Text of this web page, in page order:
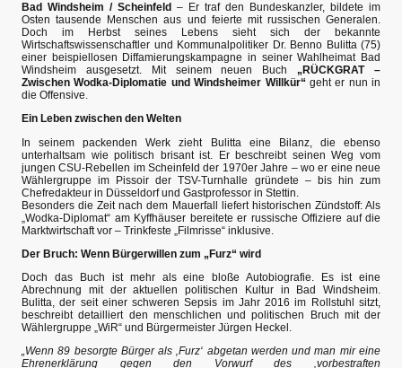
Bad Windsheim / Scheinfeld – Er traf den Bundeskanzler, bildete im
Osten tausende Menschen aus und feierte mit russischen Generalen.
Doch im Herbst seines Lebens sieht sich der bekannte
Wirtschaftswissenschaftler und Kommunalpolitiker Dr. Benno Bulitta (75)
einer beispiellosen Diffamierungskampagne in seiner Wahlheimat Bad
Windsheim ausgesetzt. Mit seinem neuen Buch „RÜCKGRAT –
Zwischen Wodka-Diplomatie und Windsheimer Willkür“ geht er nun in
die Offensive.
Ein Leben zwischen den Welten
In seinem packenden Werk zieht Bulitta eine Bilanz, die ebenso
unterhaltsam wie politisch brisant ist. Er beschreibt seinen Weg vom
jungen CSU-Rebellen im Scheinfeld der 1970er Jahre – wo er eine neue
Wählergruppe im Pissoir der TSV-Turnhalle gründete – bis hin zum
Chefredakteur in Düsseldorf und Gastprofessor in Stettin.
Besonders die Zeit nach dem Mauerfall liefert historischen Zündstoff: Als
„Wodka-Diplomat“ am Kyffhäuser bereitete er russische Offiziere auf die
Marktwirtschaft vor – Trinkfeste „Filmrisse“ inklusive.
Der Bruch: Wenn Bürgerwillen zum „Furz“ wird
Doch das Buch ist mehr als eine bloße Autobiografie. Es ist eine
Abrechnung mit der aktuellen politischen Kultur in Bad Windsheim.
Bulitta, der seit einer schweren Sepsis im Jahr 2016 im Rollstuhl sitzt,
beschreibt detailliert den menschlichen und politischen Bruch mit der
Wählergruppe „WiR“ und Bürgermeister Jürgen Heckel.
„Wenn 89 besorgte Bürger als ‚Furz‘ abgetan werden und man mir eine
Ehrenerklärung gegen den Vorwurf des ‚vorbestraften